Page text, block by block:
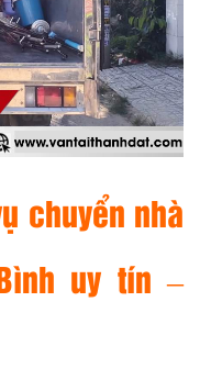
chuyển nhà
uy tín –